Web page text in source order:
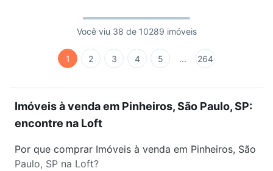
Você viu 38 de 10289 imóveis
1 2 3 4 5 ... 264
Imóveis à venda em Pinheiros, São Paulo, SP:
encontre na Loft
Por que comprar Imóveis à venda em Pinheiros, São
Paulo, SP na Loft?